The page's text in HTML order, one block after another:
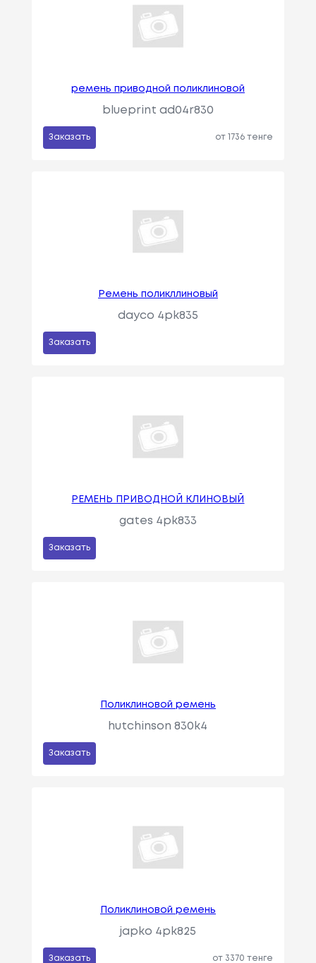
ремень приводной поликлиновой
blueprint ad04r830
Заказать от 1736 тенге
Ремень поликллиновый
dayco 4pk835
Заказать
РЕМЕНЬ ПРИВОДНОЙ КЛИНОВЫЙ
gates 4pk833
Заказать
Поликлиновой ремень
hutchinson 830k4
Заказать
Поликлиновой ремень
japko 4pk825
Заказать от 3370 тенге